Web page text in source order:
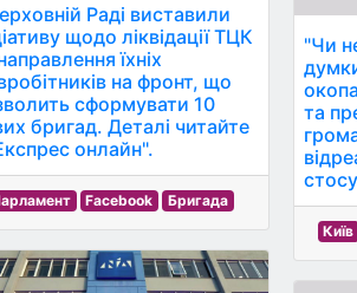
Раді виставили
щодо ліквідації ТЦК
їхніх
на фронт, що
сформувати 10
бригад. Деталі читайте
онлайн".
Facebook Бригада
"Чи
та
Київ